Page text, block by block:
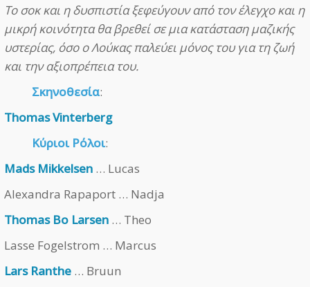
Το σοκ και η δυσπιστία ξεφεύγουν από τον έλεγχο και η
μικρή κοινότητα θα βρεθεί σε μια κατάσταση μαζικής
υστερίας, όσο ο Λούκας παλεύει μόνος του για τη ζωή
και την αξιοπρέπεια του.
Σκηνοθεσία:
Thomas Vinterberg
Κύριοι Ρόλοι:
Mads Mikkelsen … Lucas
Alexandra Rapaport … Nadja
Thomas Bo Larsen … Theo
Lasse Fogelstrom … Marcus
Lars Ranthe … Bruun